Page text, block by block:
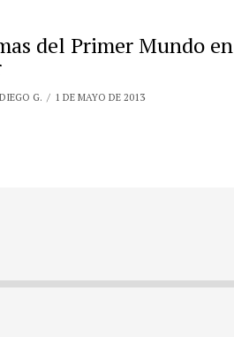
del Primer Mundo en
G. 1 DE MAYO DE 2013